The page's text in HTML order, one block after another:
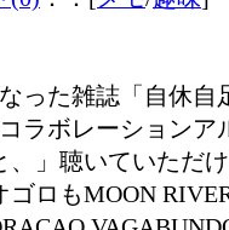
った雑誌「自休自
ラボレーションア
、」聴いていただ
ゴロもMOON